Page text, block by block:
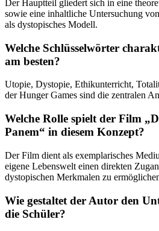
Der Hauptteil gliedert sich in eine
sowie eine inhaltliche Untersuchung
als dystopisches Modell.
Welche Schlüsselwörter
am besten?
Utopie, Dystopie, Ethikunterricht,
der Hunger Games sind die zentralen
Welche Rolle spielt der Film
Panem“ in diesem Konzept?
Der Film dient als exemplarisches
eigene Lebenswelt einen direkten
dystopischen Merkmalen zu
Wie gestaltet der Autor den
die Schüler?